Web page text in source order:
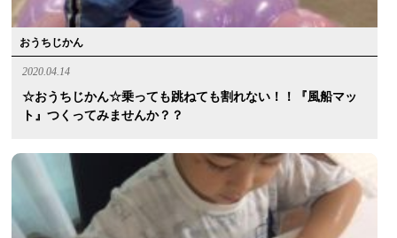
おうちじかん
2020.04.14
☆おうちじかん☆乗っても跳ねても割れない！！『風船マッ
ト』つくってみませんか？？